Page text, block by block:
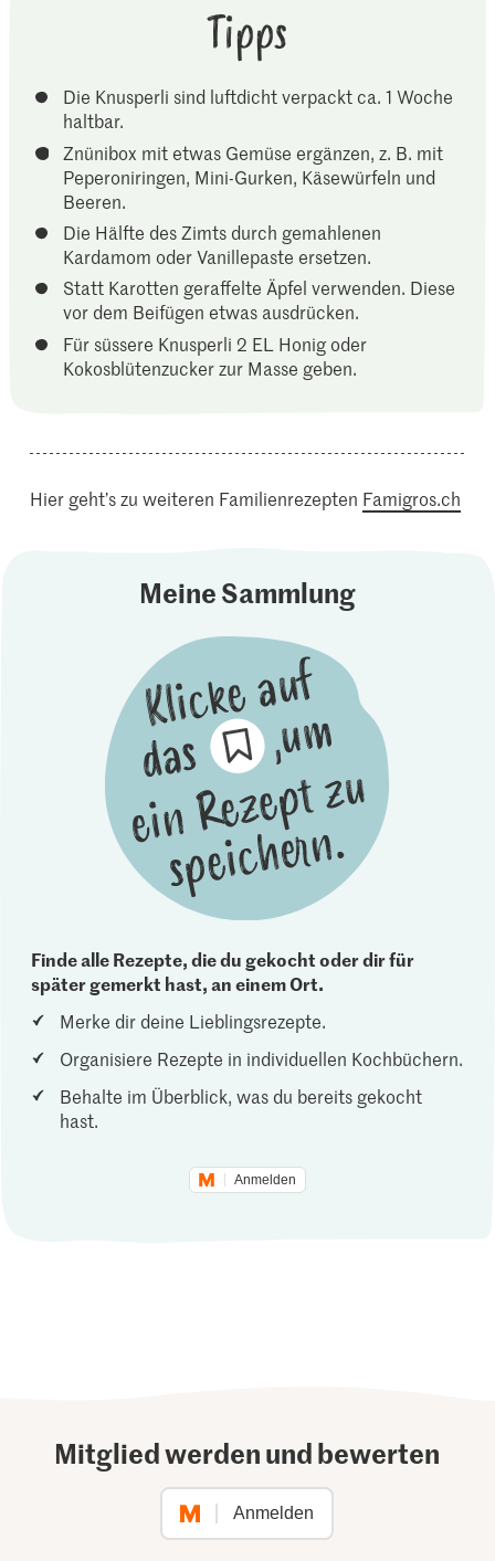
Tipps
Die Knusperli sind luftdicht verpackt ca. 1 Woche
haltbar.
Znünibox mit etwas Gemüse ergänzen, z. B. mit
Peperoniringen, Mini-Gurken, Käsewürfeln und
Beeren.
Die Hälfte des Zimts durch gemahlenen
Kardamom oder Vanillepaste ersetzen.
Statt Karotten geraffelte Äpfel verwenden. Diese
vor dem Beifügen etwas ausdrücken.
Für süssere Knusperli 2 EL Honig oder
Kokosblütenzucker zur Masse geben.
Hier geht’s zu weiteren Familienrezepten Famigros.ch
Meine Sammlung
Finde alle Rezepte, die du gekocht oder dir für
später gemerkt hast, an einem Ort.
Merke dir deine Lieblingsrezepte.
Organisiere Rezepte in individuellen Kochbüchern.
Behalte im Überblick, was du bereits gekocht
hast.
Anmelden
Mitglied werden und bewerten
Anmelden